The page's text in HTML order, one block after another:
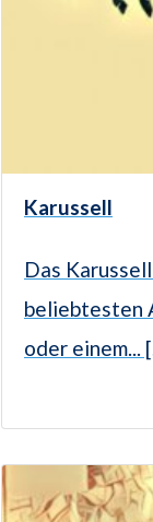
Karussell
Das
beliebtesten
oder einem...